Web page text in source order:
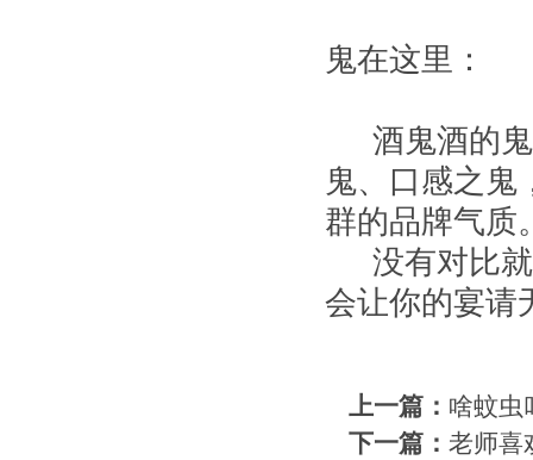
鬼在这里：
酒鬼酒的鬼
鬼、口感之鬼
群的品牌气质
没有对比就
会让你的宴请
上一篇： 啥蚊虫
下一篇： 老师喜